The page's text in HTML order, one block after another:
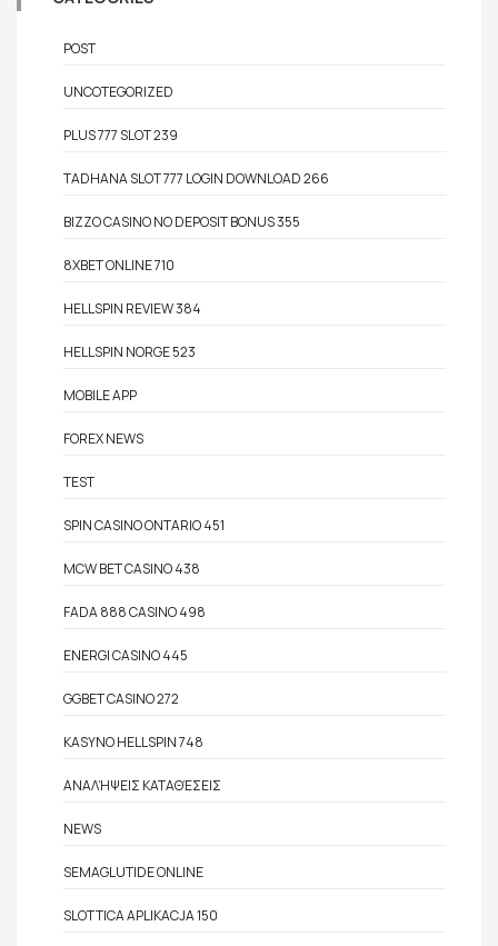
POST
UNCOTEGORIZED
PLUS 777 SLOT 239
TADHANA SLOT 777 LOGIN DOWNLOAD 266
BIZZO CASINO NO DEPOSIT BONUS 355
8XBET ONLINE 710
HELLSPIN REVIEW 384
HELLSPIN NORGE 523
MOBILE APP
FOREX NEWS
TEST
SPIN CASINO ONTARIO 451
MCW BET CASINO 438
FADA 888 CASINO 498
ENERGI CASINO 445
GGBET CASINO 272
KASYNO HELLSPIN 748
ΑΝΑΛΉΨΕΙΣ ΚΑΤΑΘΈΣΕΙΣ
NEWS
SEMAGLUTIDE ONLINE
SLOTTICA APLIKACJA 150